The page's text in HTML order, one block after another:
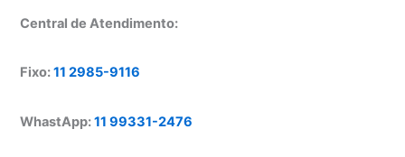
Central de Atendimento:
Fixo:11 2985-9116
WhastApp:11 99331-2476